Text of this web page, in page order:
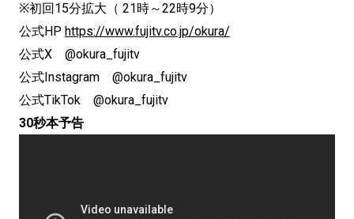
※初回15分拡大（ 21時～22時9分）
公式HP https://www.fujitv.co.jp/okura/
公式X @okura_fujitv
公式Instagram @okura_fujitv
公式TikTok @okura_fujitv
30秒本予告